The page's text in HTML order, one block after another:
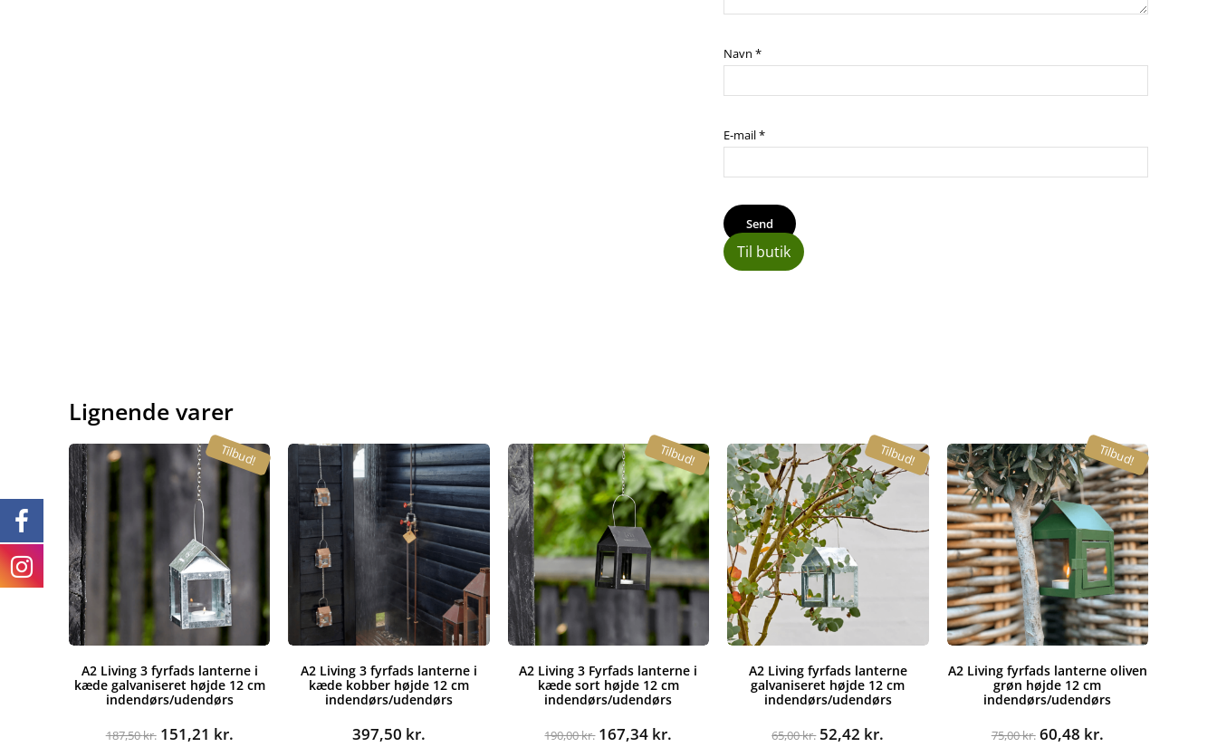
Navn*
E-mail*
Til butik
Lignende varer
Tilbud!
A2 Living 3 fyrfads lanterne i
kæde galvaniseret højde 12 cm
indendørs/udendørs
187,50kr. Den
151,21 kr.
A2 Living 3 fyrfads lanterne i
kæde kobber højde 12 cm
indendørs/udendørs
397,50 kr.
Tilbud!
A2 Living 3 Fyrfads lanterne i
kæde sort højde 12 cm
indendørs/udendørs
190,00kr. Den
167,34 kr.
Tilbud!
A2 Living fyrfads lanterne
galvaniseret højde 12 cm
indendørs/udendørs
65,00kr. Den
52,42 kr.
Tilbud!
A2 Living fyrfads lanterne oliven
grøn højde 12 cm
indendørs/udendørs
75,00kr. Den
60,48 kr.